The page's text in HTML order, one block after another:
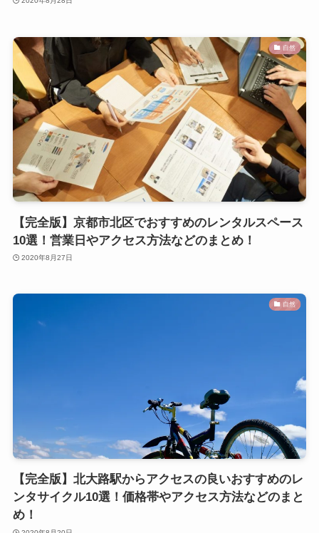
自然
【完全版】京都市北区でおすすめのレンタルスペース
10選！営業日やアクセス方法などのまとめ！
2020年8月27日
自然
【完全版】北大路駅からアクセスの良いおすすめのレ
ンタサイクル10選！価格帯やアクセス方法などのまと
め！